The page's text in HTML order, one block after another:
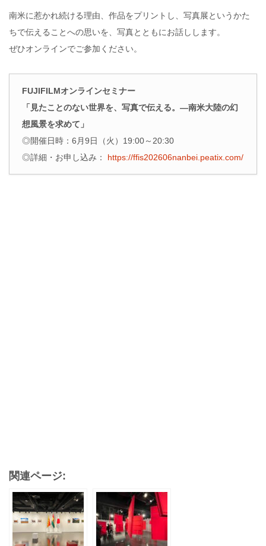
南米に惹かれ続ける理由、作品をプリントし、写真展というかた
ちで伝えることへの思いを、写真とともにお話しします。
ぜひオンラインでご参加ください。
FUJIFILMオンラインセミナー
「見たことのない世界を、写真で伝える。―南米大陸の幻
想風景を求めて」
◎開催日時：6月9日（火）19:00～20:30
◎詳細・お申し込み： https://ffis202606nanbei.peatix.com/
関連ページ: